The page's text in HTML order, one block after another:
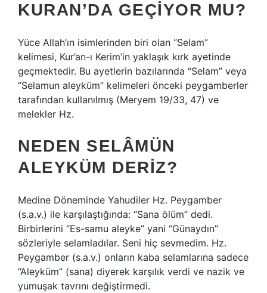
KURAN’DA GEÇIYOR MU?
Yüce Allah’ın isimlerinden biri olan “Selam”
kelimesi, Kur’an-ı Kerim’in yaklaşık kırk ayetinde
geçmektedir. Bu ayetlerin bazılarında “Selam” veya
“Selamun aleyküm” kelimeleri önceki peygamberler
tarafından kullanılmış (Meryem 19/33, 47) ve
melekler Hz.
NEDEN SELÂMÜN
ALEYKÜM DERIZ?
Medine Döneminde Yahudiler Hz. Peygamber
(s.a.v.) ile karşılaştığında: “Sana ölüm” dedi.
Birbirlerini “Es-samu aleyke” yani “Günaydın”
sözleriyle selamladılar. Seni hiç sevmedim. Hz.
Peygamber (s.a.v.) onların kaba selamlarına sadece
“Aleyküm” (sana) diyerek karşılık verdi ve nazik ve
yumuşak tavrını değiştirmedi.